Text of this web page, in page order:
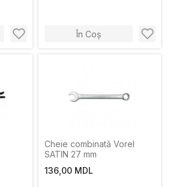
În Coș
Cheie combinată Vorel
SATIN 27 mm
136,00 MDL